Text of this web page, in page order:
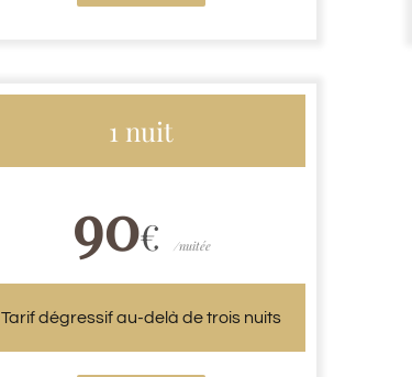
1 nuit
90€ /nuitée
Tarif dégressif au-delà de trois nuits